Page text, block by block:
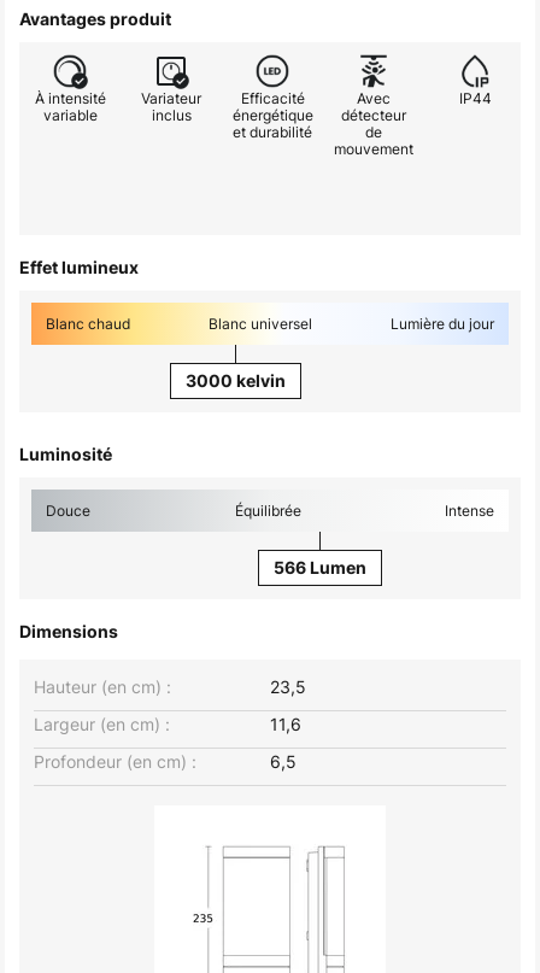
Avantages produit
À intensité
variable
Variateur
inclus
Efficacité
énergétique
et durabilité
Avec
détecteur
de
mouvement
IP44
Effet lumineux
Blanc chaud Blanc universel Lumière du jour
3000 kelvin
Luminosité
Douce Équilibrée Intense
566 Lumen
Dimensions
Largeur (en cm) : 11,6
Hauteur (en cm) : 23,5
Profondeur (en cm) : 6,5